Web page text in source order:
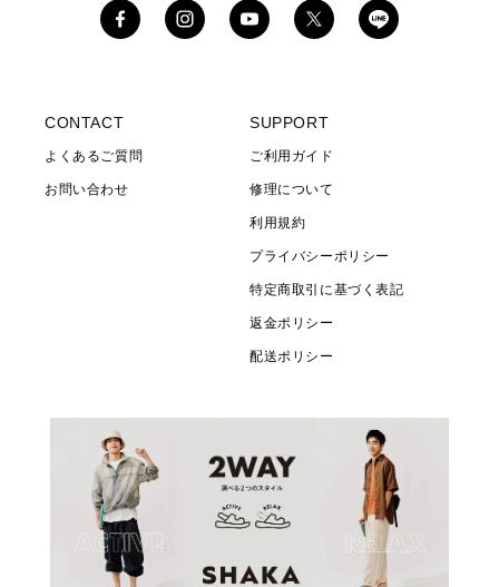
CONTACT
よくあるご質問
お問い合わせ
SUPPORT
ご利用ガイド
修理について
利用規約
プライバシーポリシー
特定商取引に基づく表記
返金ポリシー
配送ポリシー
FacebookInstagramYouTubeX